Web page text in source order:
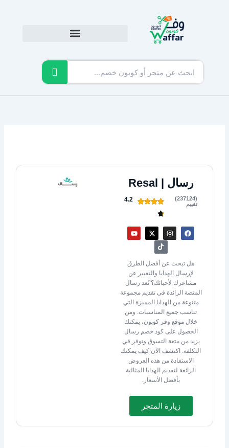
رسال | Resal
(237124)
تقييم
4.2
F
a
o
k
I
n
s
a
g
a
m
X
-
t
t
e
r
Y
o
b
e
T
k
t
o
k
هل تبحث عن أفضل الطرق
لإرسال الهدايا والتعبير عن
مشاعرك لأحبائك؟ تُعد رسال
المنصة الرائدة في تقديم مجموعة
متنوعة من الهدايا المميزة التي
تناسب جميع المناسبات. ومن
خلال موقع وفر كوبون، يمكنك
الحصول على كود خصم رسال
يزيد من متعة التسوق وتوفر في
التكلفة. اكتشف الآن كيف يمكنك
الاستفادة من هذه العروض
الرائعة لتقديم الهدايا المثالية
بأفضل الأسعار.
زيارة المتجر